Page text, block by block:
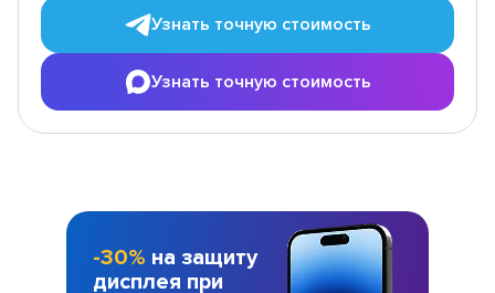
Узнать точную стоимость
Узнать точную стоимость
-30% на защиту
дисплея при